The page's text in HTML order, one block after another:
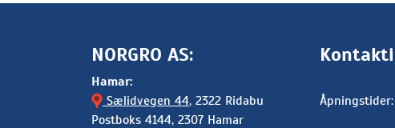
NORGRO AS:
Hamar:
Sælidvegen 44, 2322 Ridabu
Postboks 4144, 2307 Hamar